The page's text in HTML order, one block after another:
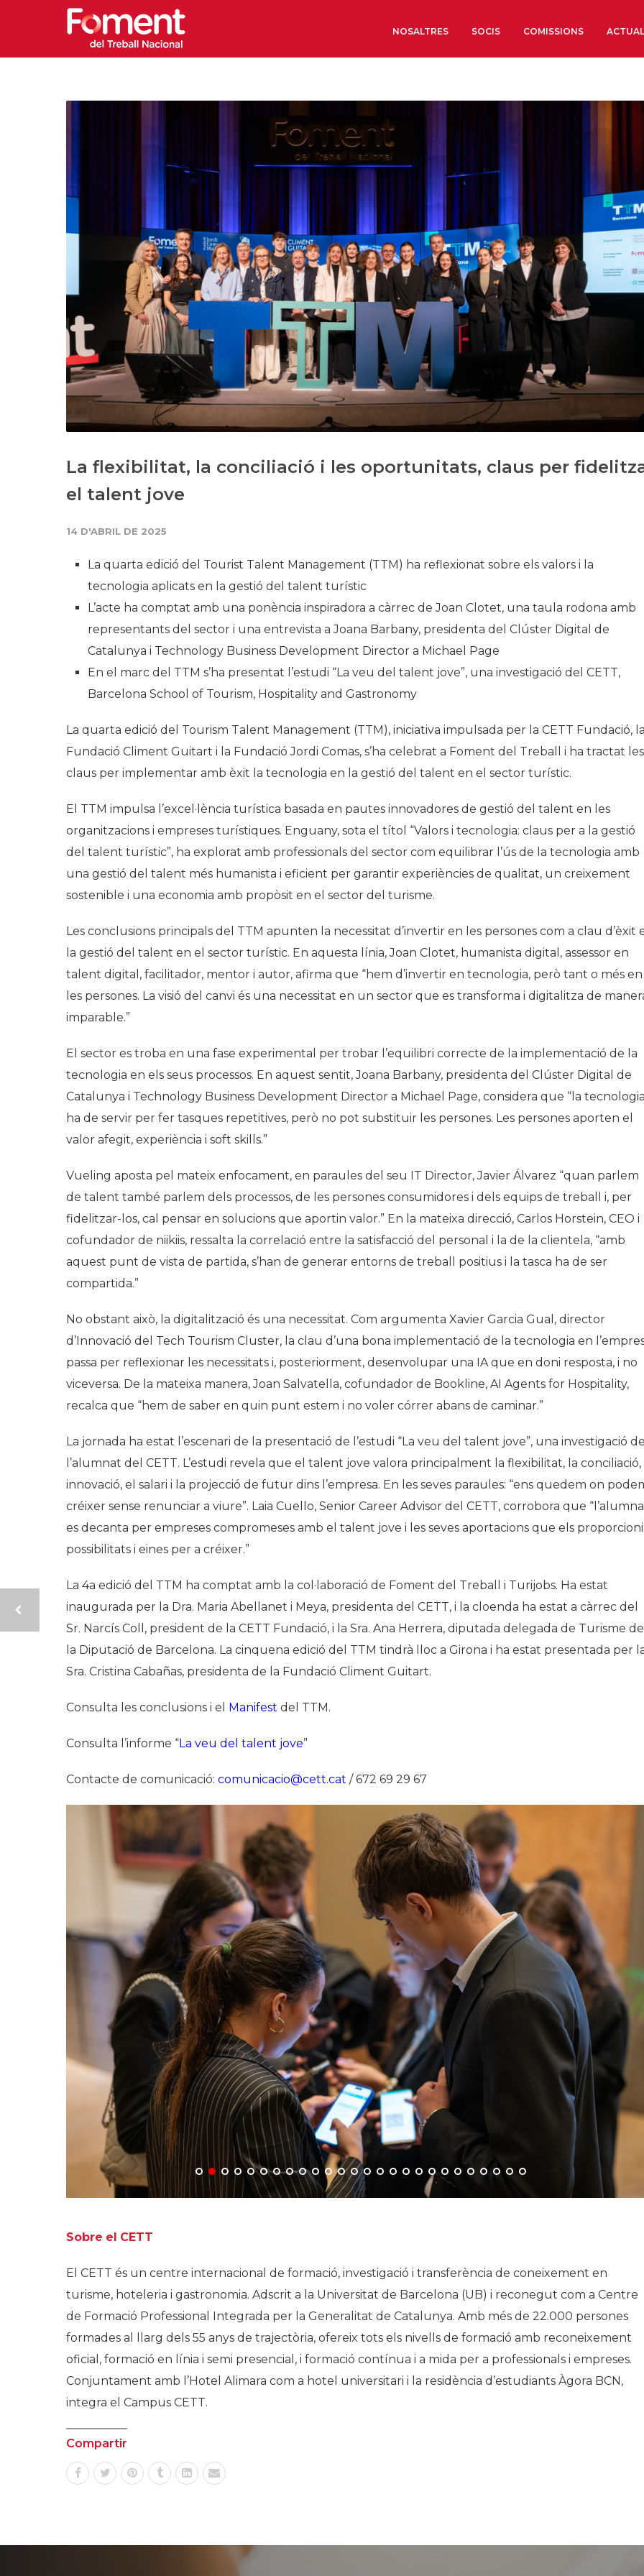
NOSALTRES
Institut d’Estudis
Societat Barcelonesa
Econòmics i Socials
Organitzacions
Organitzacions
Coneix més
Galeria de Presidents
Biblioteca Arxiu
SOCIS COMISSIONS
La flexibilitat, la conciliació i les oportunitats, claus per
el talent jove
14 D'ABRIL DE 2025
La quarta edició del Tourist Talent Management (TTM) ha reflexionat sobre els valors i la
tecnologia aplicats en la gestió del talent turístic
L’acte ha comptat amb una ponència inspiradora a càrrec de Joan Clotet, una taula rodona amb
representants del sector i una entrevista a Joana Barbany, presidenta del Clúster Digital de
Catalunya i Technology Business Development Director a Michael Page
En el marc del TTM s’ha presentat l’estudi “La veu del talent jove”, una investigació del CETT,
Barcelona School of Tourism, Hospitality and Gastronomy
La quarta edició del Tourism Talent Management (TTM), iniciativa impulsada per la CETT Fundació,
Fundació Climent Guitart i la Fundació Jordi Comas, s’ha celebrat a Foment del Treball i ha tractat les
claus per implementar amb èxit la tecnologia en la gestió del talent en el sector turístic.
El TTM impulsa l’excel·lència turística basada en pautes innovadores de gestió del talent en les
organitzacions i empreses turístiques. Enguany, sota el títol “Valors i tecnologia: claus per a la gestió
del talent turístic”, ha explorat amb professionals del sector com equilibrar l’ús de la tecnologia amb
una gestió del talent més humanista i eficient per garantir experiències de qualitat, un creixement
sostenible i una economia amb propòsit en el sector del turisme.
Les conclusions principals del TTM apunten la necessitat d’invertir en les persones com a clau d’èxit
la gestió del talent en el sector turístic. En aquesta línia, Joan Clotet, humanista digital, assessor en
talent digital, facilitador, mentor i autor, afirma que “hem d’invertir en tecnologia, però tant o més en
les persones. La visió del canvi és una necessitat en un sector que es transforma i digitalitza de
imparable.”
El sector es troba en una fase experimental per trobar l’equilibri correcte de la implementació de la
tecnologia en els seus processos. En aquest sentit, Joana Barbany, presidenta del Clúster Digital de
Catalunya i Technology Business Development Director a Michael Page, considera que “la
ha de servir per fer tasques repetitives, però no pot substituir les persones. Les persones aporten el
valor afegit, experiència i soft skills.”
Vueling aposta pel mateix enfocament, en paraules del seu IT Director, Javier Álvarez “quan parlem
de talent també parlem dels processos, de les persones consumidores i dels equips de treball i, per
fidelitzar-los, cal pensar en solucions que aportin valor.” En la mateixa direcció, Carlos Horstein, CEO i
cofundador de niikiis, ressalta la correlació entre la satisfacció del personal i la de la clientela, “amb
aquest punt de vista de partida, s’han de generar entorns de treball positius i la tasca ha de ser
compartida.”
No obstant això, la digitalització és una necessitat. Com argumenta Xavier Garcia Gual, director
d’Innovació del Tech Tourism Cluster, la clau d’una bona implementació de la tecnologia en
passa per reflexionar les necessitats i, posteriorment, desenvolupar una IA que en doni resposta, i no
viceversa. De la mateixa manera, Joan Salvatella, cofundador de Bookline, AI Agents for Hospitality,
recalca que “hem de saber en quin punt estem i no voler córrer abans de caminar.”
La jornada ha estat l’escenari de la presentació de l’estudi “La veu del talent jove”, una investigació
l’alumnat del CETT. L’estudi revela que el talent jove valora principalment la flexibilitat, la conciliació,
innovació, el salari i la projecció de futur dins l’empresa. En les seves paraules: “ens quedem on
créixer sense renunciar a viure”. Laia Cuello, Senior Career Advisor del CETT, corrobora que
es decanta per empreses compromeses amb el talent jove i les seves aportacions que els
possibilitats i eines per a créixer.”
La 4a edició del TTM ha comptat amb la col·laboració de Foment del Treball i Turijobs. Ha estat
inaugurada per la Dra. Maria Abellanet i Meya, presidenta del CETT, i la cloenda ha estat a càrrec del
Sr. Narcís Coll, president de la CETT Fundació, i la Sra. Ana Herrera, diputada delegada de Turisme de
la Diputació de Barcelona. La cinquena edició del TTM tindrà lloc a Girona i ha estat presentada per
Sra. Cristina Cabañas, presidenta de la Fundació Climent Guitart.
Consulta les conclusions i el Manifest del TTM.
Consulta l’informe “La veu del talent jove”
Contacte de comunicació: comunicacio@cett.cat / 672 69 29 67
Sobre el CETT
El CETT és un centre internacional de formació, investigació i transferència de coneixement en
turisme, hoteleria i gastronomia. Adscrit a la Universitat de Barcelona (UB) i reconegut com a Centre
de Formació Professional Integrada per la Generalitat de Catalunya. Amb més de 22.000 persones
formades al llarg dels 55 anys de trajectòria, ofereix tots els nivells de formació amb reconeixement
oficial, formació en línia i semi presencial, i formació contínua i a mida per a professionals i empreses.
Conjuntament amb l’Hotel Alimara com a hotel universitari i la residència d’estudiants Àgora BCN,
integra el Campus CETT.
Compartir